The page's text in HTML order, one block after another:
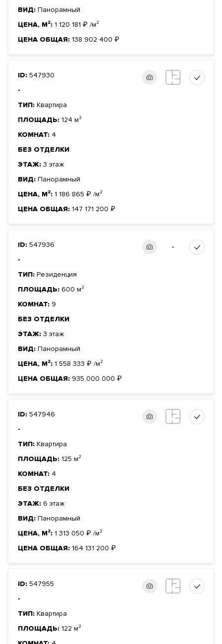
ВИД: Панорамный
ЦЕНА, М²: 1 120 181 ₽ /м²
ЦЕНА ОБЩАЯ: 138 902 400 ₽
ID: 547930
-
ТИП: Квартира
ПЛОЩАДЬ: 124 м²
КОМНАТ: 4
БЕЗ ОТДЕЛКИ
ЭТАЖ: 3 этаж
ВИД: Панорамный
ЦЕНА, М²: 1 186 865 ₽ /м²
ЦЕНА ОБЩАЯ: 147 171 200 ₽
ID: 547936
-
ТИП: Резиденция
ПЛОЩАДЬ: 600 м²
КОМНАТ: 9
БЕЗ ОТДЕЛКИ
ЭТАЖ: 3 этаж
ВИД: Панорамный
ЦЕНА, М²: 1 558 333 ₽ /м²
ЦЕНА ОБЩАЯ: 935 000 000 ₽
-
ID: 547946
-
ТИП: Квартира
ПЛОЩАДЬ: 125 м²
КОМНАТ: 4
БЕЗ ОТДЕЛКИ
ЭТАЖ: 6 этаж
ВИД: Панорамный
ЦЕНА, М²: 1 313 050 ₽ /м²
ЦЕНА ОБЩАЯ: 164 131 200 ₽
ID: 547955
-
ТИП: Квартира
ПЛОЩАДЬ: 122 м²